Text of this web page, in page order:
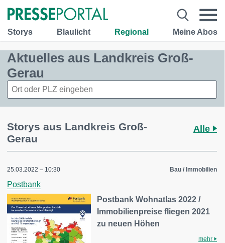
Storys Blaulicht Regional Meine Abos
Aktuelles aus Landkreis Groß-
Gerau
Storys aus Landkreis Groß-
Gerau
Alle
25.03.2022 – 10:30 Bau / Immobilien
Postbank
Postbank Wohnatlas 2022 /
Immobilienpreise fliegen 2021
zu neuen Höhen
mehr